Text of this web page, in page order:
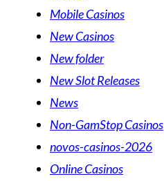
Mobile Casinos
New Casinos
New folder
New Slot Releases
News
Non-GamStop Casinos
novos-casinos-2026
Online Casinos